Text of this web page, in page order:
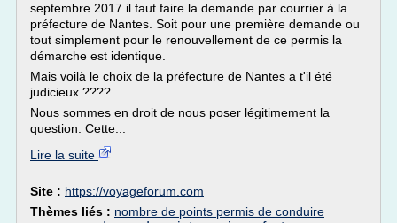
septembre 2017 il faut faire la demande par courrier à la
préfecture de Nantes. Soit pour une première demande ou
tout simplement pour le renouvellement de ce permis la
démarche est identique.
Mais voilà le choix de la préfecture de Nantes a t'il été
judicieux ????
Nous sommes en droit de nous poser légitimement la
question. Cette...
Lire la suite
Site : https://voyageforum.com
Thèmes liés : nombre de points permis de conduire